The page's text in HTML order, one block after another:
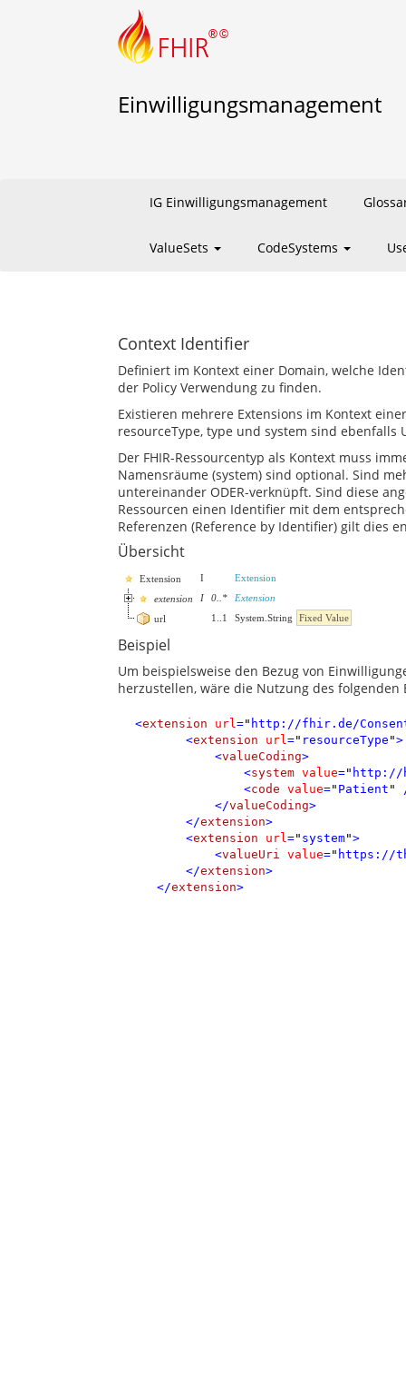
Einwilligungsmanagement
IG Einwilligungsmanagement
ValueSets CodeSystems
Context Identifier
Definiert im Kontext einer Domain, welche
der Policy Verwendung zu finden.
Existieren mehrere Extensions im Kontext
resourceType, type und system sind ebenfalls
Der FHIR-Ressourcentyp als Kontext muss
Namensräume (system) sind optional. Sind
untereinander ODER-verknüpft. Sind diese
Ressourcen einen Identifier mit dem
Referenzen (Reference by Identifier) gilt dies
Übersicht
Extension I
Extension
extension
I 0 *
Extension
url
1 1 System.String Fixed Value
Beispiel
Um beispielsweise den Bezug von
herzustellen, wäre die Nutzung des folgenden
<extension url =" http://fhir.de/
<extension url =" resourceType ">
<valueCoding>
<system value=" http://
<code value=" Patient "
</valueCoding>
</extension>
<extension url =" system">
<valueUri value=" https://
</extension>
</extension>